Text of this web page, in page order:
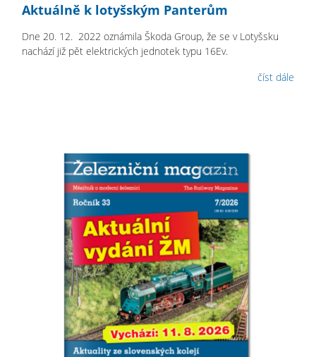
Aktuálně k lotyšským Panterům
Dne 20. 12. 2022 oznámila Škoda Group, že se v Lotyšsku
nachází již pět elektrických jednotek typu 16Ev.
číst dále